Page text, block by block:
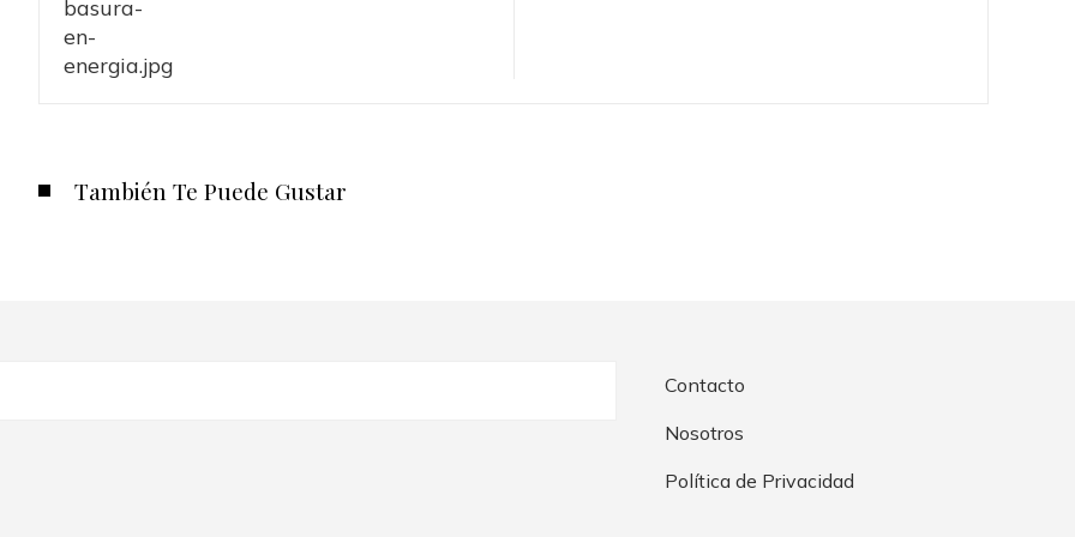
También Te Puede Gustar
Contacto
Nosotros
Política de Privacidad